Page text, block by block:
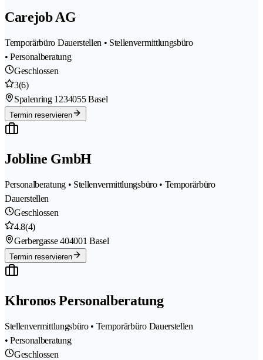
Carejob AG
Temporärbüro Dauerstellen • Stellenvermittlungsbüro
• Personalberatung
Geschlossen
3(6)
Spalenring 1234055 Basel
Termin reservieren
Jobline GmbH
Personalberatung • Stellenvermittlungsbüro • Temporärbüro
Dauerstellen
Geschlossen
4.8(4)
Gerbergasse 404001 Basel
Termin reservieren
Khronos Personalberatung
Stellenvermittlungsbüro • Temporärbüro Dauerstellen
• Personalberatung
Geschlossen